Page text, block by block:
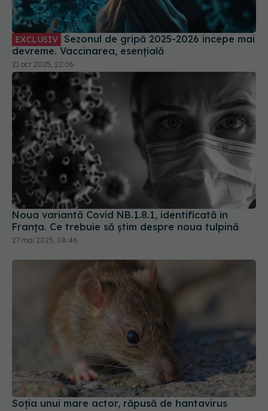
EXCLUSIV
devreme. Vaccinarea, esențială
21 oct 2025, 22:06
Noua variantă Covid NB.1.8.1, identificată în
Franța. Ce trebuie să știm despre noua tulpină
27 mai 2025, 08:46
Soția unui mare actor, răpusă de hantavirus